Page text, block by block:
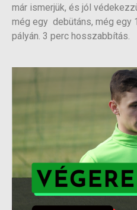
már ismerjük, és jól
még egy debütáns, még egy
pályán. 3 perc hosszabbítás.